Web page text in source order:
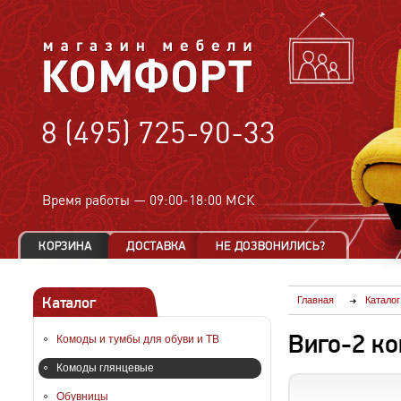
8 (495) 725-90-33
Время работы — 09:00-18:00 МСК
Каталог
Комоды и тумбы для обуви и ТВ
Комоды глянцевые
Обувницы
Главная Каталог
Виго-2